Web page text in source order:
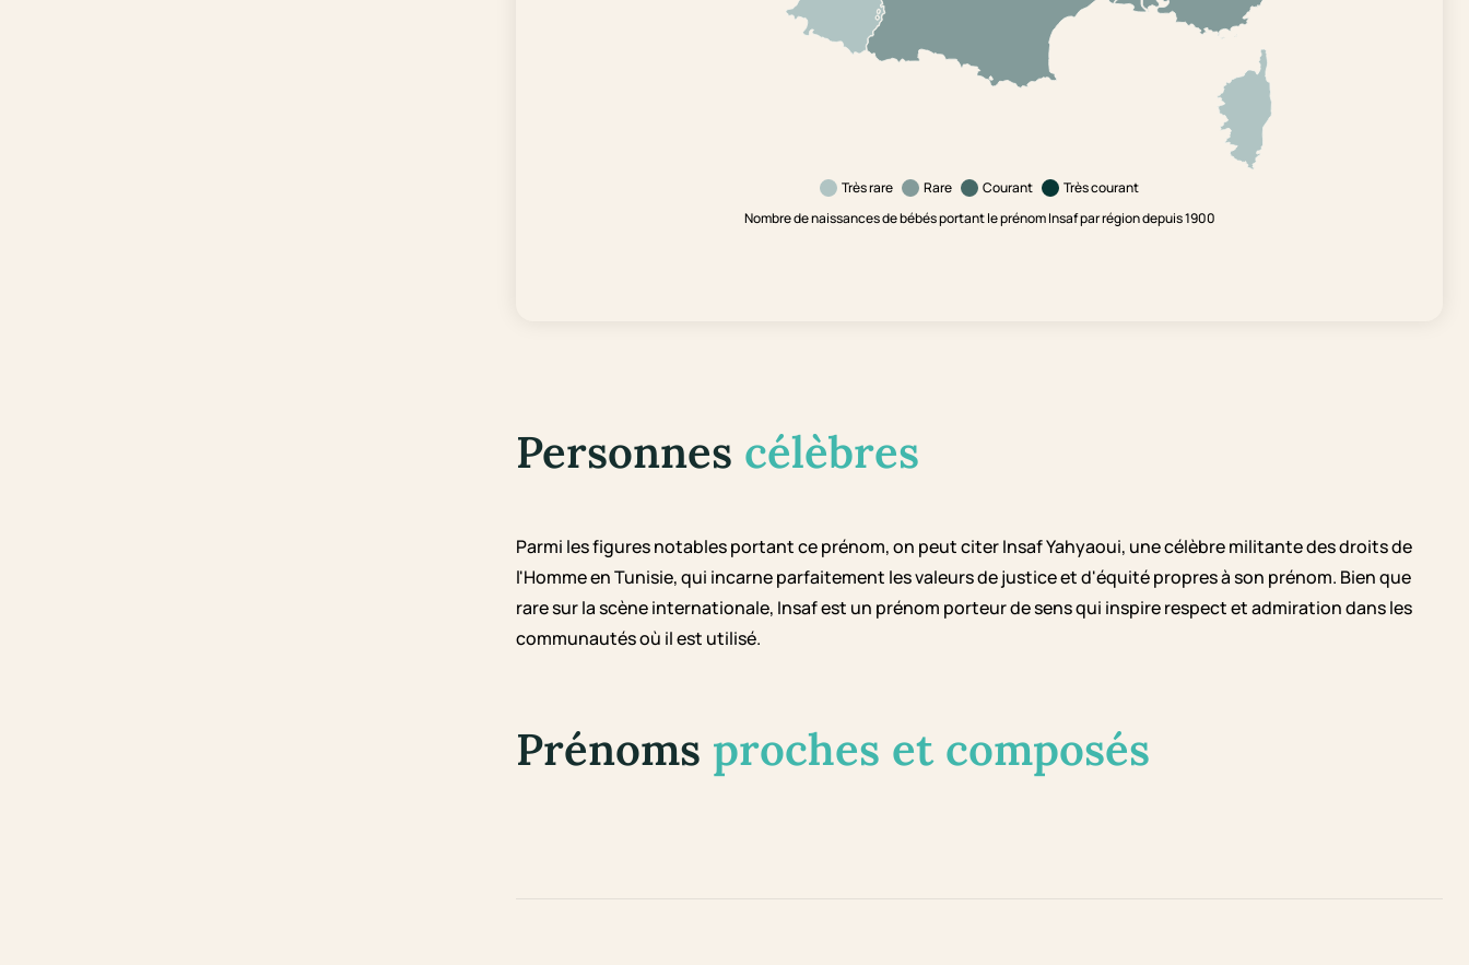
Très rare Rare Courant
Très courant
Nombre de naissances de bébés portant le prénom Insaf par région depuis 1900
Personnes célèbres
Parmi les figures notables portant ce prénom, on peut citer Insaf Yahyaoui, une célèbre militante des droits de
l'Homme en Tunisie, qui incarne parfaitement les valeurs de justice et d'équité propres à son prénom. Bien que
rare sur la scène internationale, Insaf est un prénom porteur de sens qui inspire respect et admiration dans les
communautés où il est utilisé.
Prénoms proches et composés